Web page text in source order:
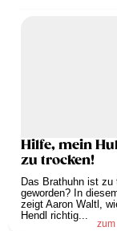
Hilfe, mein
zu trocken!
Das Brathuhn ist zu
geworden? In
zeigt Aaron Waltl,
Hendl richtig...